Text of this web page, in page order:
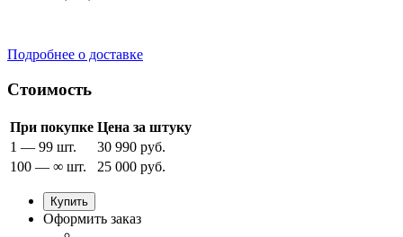
Подробнее о доставке
Стоимость
При покупке Цена за штуку
1 — 99 шт.
30 990 руб.
100 — ∞ шт.
25 000 руб.
Купить
Оформить заказ